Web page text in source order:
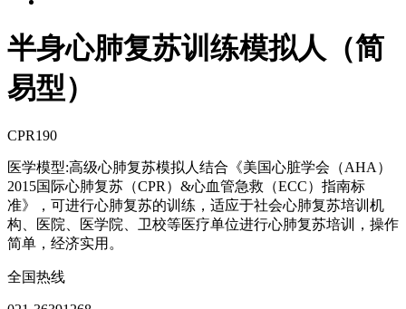
半身心肺复苏训练模拟人（简
易型）
CPR190
医学模型:高级心肺复苏模拟人结合《美国心脏学会（AHA）
2015国际心肺复苏（CPR）&心血管急救（ECC）指南标
准》，可进行心肺复苏的训练，适应于社会心肺复苏培训机
构、医院、医学院、卫校等医疗单位进行心肺复苏培训，操作
简单，经济实用。
全国热线